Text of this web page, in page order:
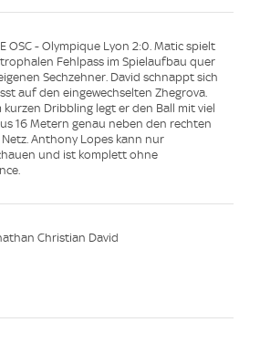
OSC - Olympique Lyon 2:0. Matic spielt
Fehlpass im Spielaufbau quer
Sechzehner. David schnappt sich
auf den eingewechselten Zhegrova.
kurzen Dribbling legt er den Ball mit viel
16 Metern genau neben den rechten
Anthony Lopes kann nur
und ist komplett ohne
Christian David